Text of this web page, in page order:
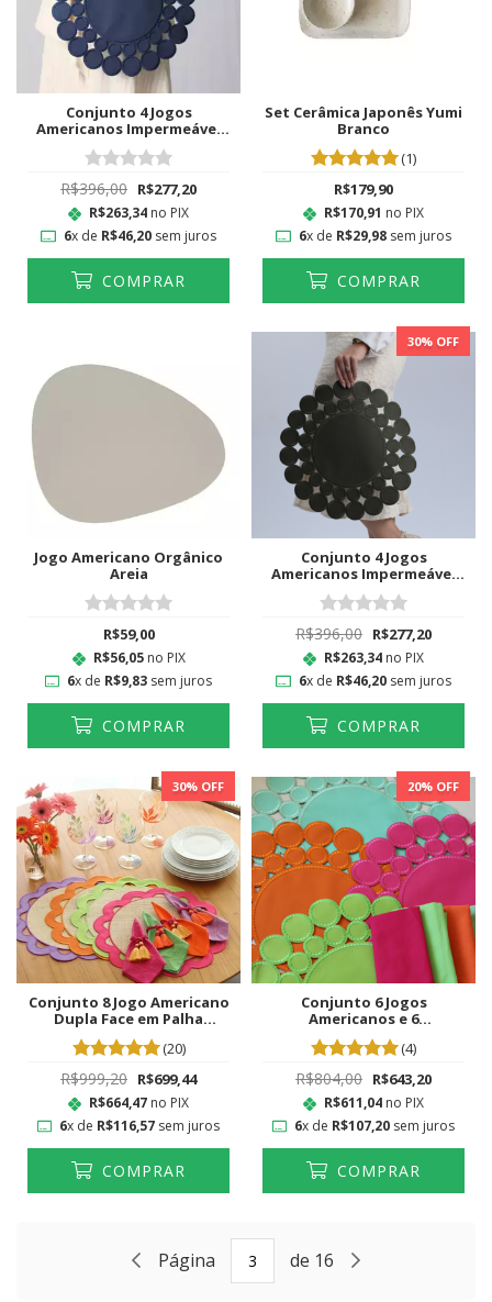
Conjunto 4 Jogos
Americanos Impermeável
Esferas Azul Marinho
R$396,00 R$277,20
R$263,34 no PIX
6x de R$46,20sem juros
COMPRAR
Set Cerâmica Japonês Yumi
Branco
(1)
R$179,90
R$170,91 no PIX
6x de R$29,98sem juros
COMPRAR
Jogo Americano Orgânico
Areia
R$59,00
R$56,05no PIX
6x de R$9,83 sem juros
COMPRAR
30% OFF
Conjunto 4 Jogos
Americanos Impermeável
Esfera Verde Musgo
R$396,00 R$277,20
R$263,34 no PIX
6x de R$46,20sem juros
COMPRAR
30% OFF
Conjunto 8 Jogo Americano
Dupla Face em Palha
Natural Flora e 8
guardanapos
(20)
R$999,20 R$699,44
R$664,47 no PIX
6x de R$116,57 sem juros
COMPRAR
20% OFF
Conjunto 6 Jogos
Americanos e 6
Guardanapos Color Block
(4)
R$804,00 R$643,20
R$611,04 no PIX
6x de R$107,20 sem juros
COMPRAR
Página de 16